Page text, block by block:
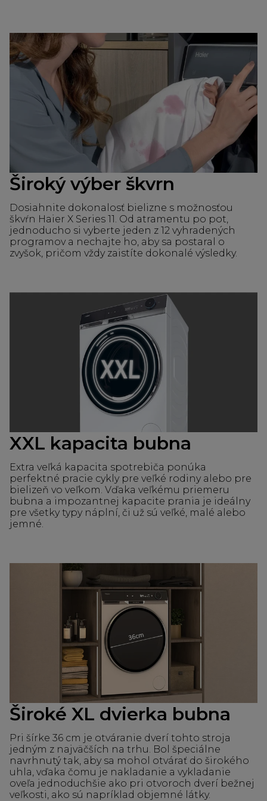
Široký výber škvrn
Dosiahnite dokonalosť bielizne s možnosťou
škvŕn Haier X Series 11. Od atramentu po pot,
jednoducho si vyberte jeden z 12 vyhradených
programov a nechajte ho, aby sa postaral o
zvyšok, pričom vždy zaistíte dokonalé výsledky.
XXL kapacita bubna
Extra veľká kapacita spotrebiča ponúka
perfektné pracie cykly pre veľké rodiny alebo pre
bielizeň vo veľkom. Vďaka veľkému priemeru
bubna a impozantnej kapacite prania je ideálny
pre všetky typy náplní, či už sú veľké, malé alebo
jemné.
Široké XL dvierka bubna
Pri šírke 36 cm je otváranie dverí tohto stroja
jedným z najväčších na trhu. Bol špeciálne
navrhnutý tak, aby sa mohol otvárať do širokého
uhla, vďaka čomu je nakladanie a vykladanie
oveľa jednoduchšie ako pri otvoroch dverí bežnej
veľkosti, ako sú napríklad objemné látky.